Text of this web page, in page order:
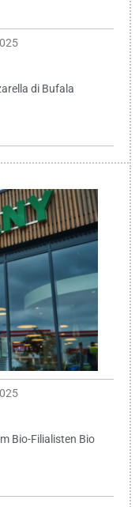
di Bufala
Bio-Filialisten Bio